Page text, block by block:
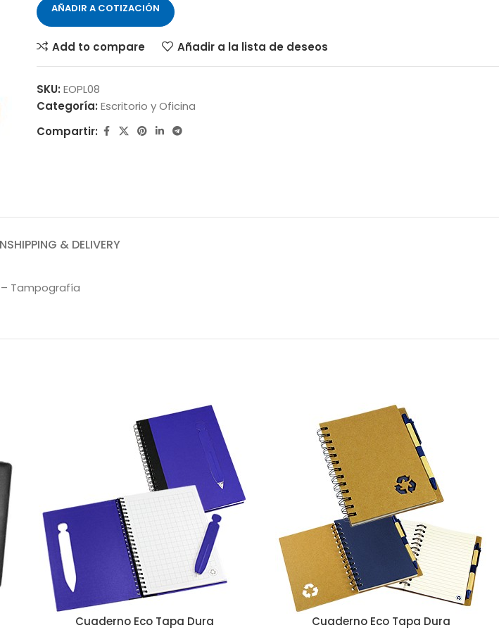
AÑADIR A COTIZACIÓN
Add to compare Añadir a la lista de deseos
SKU: EOPL08
Categoría: Escritorio y Oficina
Compartir:
SHIPPING & DELIVERY
– Tampografía
Cuaderno Eco Tapa Dura
Cuaderno Eco Tapa Dura